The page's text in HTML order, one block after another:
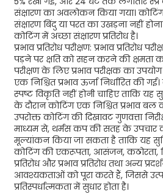
संक्षारण का अवलोकन किया गया।
संक्षारण बिंदु या परत का उखड़ना नहीं होना
कोटिंग में अच्छा संक्षारण प्रतिरोध है।
प्रभाव प्रतिरोध परीक्षण: प्रभाव प्रतिरोध
पड़ने पर क्षति को सहन करने की क्षमता
परीक्षण के लिए प्रभाव परीक्षक का
एक निश्चित प्रभाव ऊर्जा निर्धारित की
स्पष्ट विकृति नहीं होनी चाहिए ताकि यह
के दौरान कोटिंग एक निश्चित प्रभाव
उपरोक्त कोटिंग की दिखावट गुणवत्ता
माध्यम से, थर्मस कप की सतह के उपचार
मूल्यांकन किया जा सकता है ताकि यह
कोटिंग की एकरूपता, आसंजन, कठोरता,
प्रतिरोध और प्रभाव प्रतिरोध तथा अन्य
आवश्यकताओं को पूरा करते हैं, जिससे
प्रतिस्पर्धात्मकता में सुधार होता है।